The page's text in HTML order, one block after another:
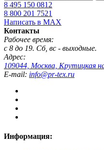
8 495 150 0812
8 800 201 7521
Написать в MAX
Контакты
Рабочее время:
с 8 до 19. Сб, вс - выходные.
Адрес:
109044, Москва, Крутицкая
E-mail: info@pr-tex.ru
Информация: